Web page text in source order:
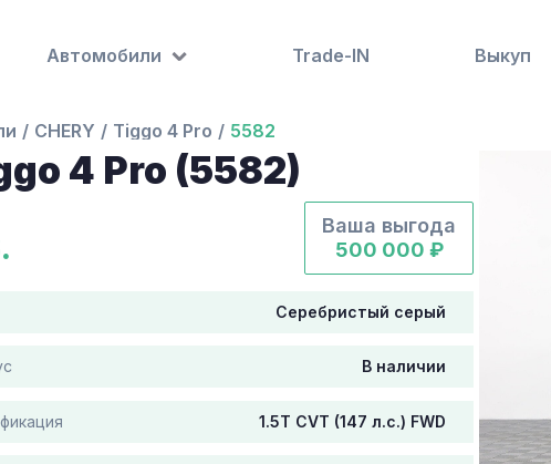
Автомобили Trade-IN Выкуп
CHERY Tiggo 4 Pro 5582
4 Pro (5582)
Ваша выгода
500 000 ₽
Серебристый серый
В наличии
1.5T CVT (147 л.с.) FWD